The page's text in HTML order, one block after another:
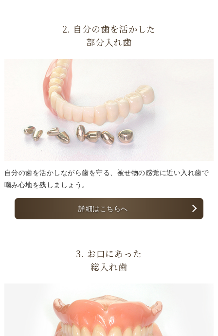
2. 自分の歯を活かした
部分入れ歯
自分の歯を活かしながら歯を守る、被せ物の感覚に近い入れ歯で
噛み心地を残しましょう。
詳細はこちらへ
3. お口にあった
総入れ歯